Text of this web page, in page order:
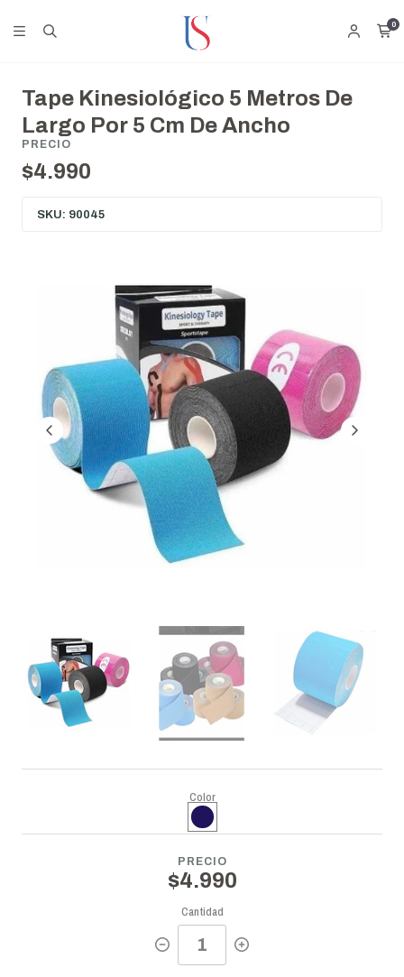
0
Tape Kinesiológico 5 Metros De
Largo Por 5 Cm De Ancho
PRECIO
$4.990
SKU: 90045
Color
PRECIO
$4.990
Cantidad